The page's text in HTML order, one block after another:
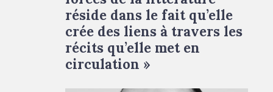
réside dans le fait qu’elle
crée des liens à travers les
récits qu’elle met en
circulation »